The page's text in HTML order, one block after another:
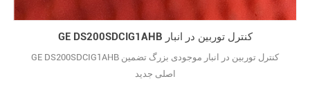
GE DS200SDCIG1AHB کنترل توربین در انبار
GE DS200SDCIG1AHB کنترل توربین در انبار موجودی بزرگ تضمین
اصلی جدید